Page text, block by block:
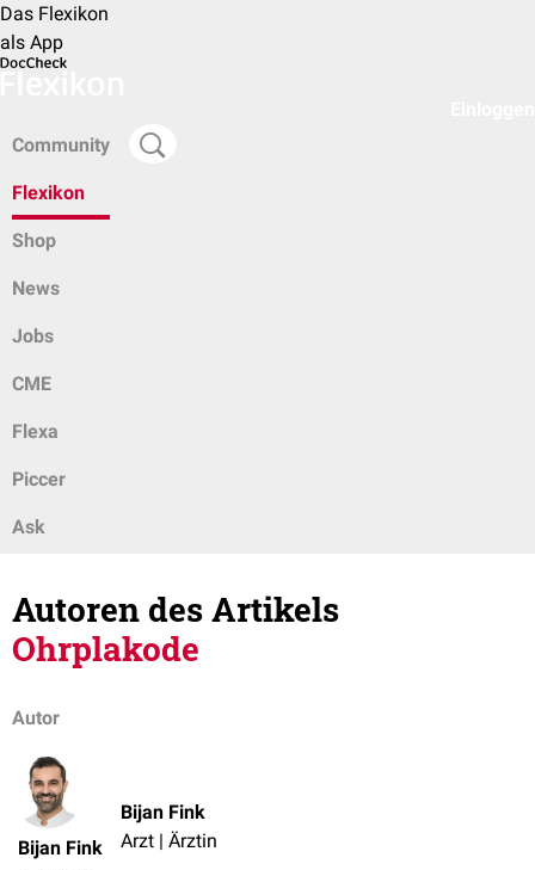
Das Flexikon
als App
Community
Flexikon
Shop
News
Jobs
CME
Flexa
Piccer
Ask
Autoren des Artikels
Ohrplakode
Autor
Bijan Fink
Bijan Fink
Arzt | Ärztin